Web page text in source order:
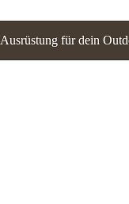
Ausrüstung für dein